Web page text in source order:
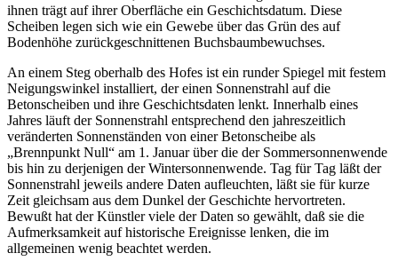
ihnen trägt auf ihrer Oberfläche ein Geschichtsdatum. Diese
Scheiben legen sich wie ein Gewebe über das Grün des auf
Bodenhöhe zurückgeschnittenen Buchsbaumbewuchses.
An einem Steg oberhalb des Hofes ist ein runder Spiegel mit festem
Neigungswinkel installiert, der einen Sonnenstrahl auf die
Betonscheiben und ihre Geschichtsdaten lenkt. Innerhalb eines
Jahres läuft der Sonnenstrahl entsprechend den jahreszeitlich
veränderten Sonnenständen von einer Betonscheibe als
„Brennpunkt Null“ am 1. Januar über die der Sommersonnenwende
bis hin zu derjenigen der Wintersonnenwende. Tag für Tag läßt der
Sonnenstrahl jeweils andere Daten aufleuchten, läßt sie für kurze
Zeit gleichsam aus dem Dunkel der Geschichte hervortreten.
Bewußt hat der Künstler viele der Daten so gewählt, daß sie die
Aufmerksamkeit auf historische Ereignisse lenken, die im
allgemeinen wenig beachtet werden.